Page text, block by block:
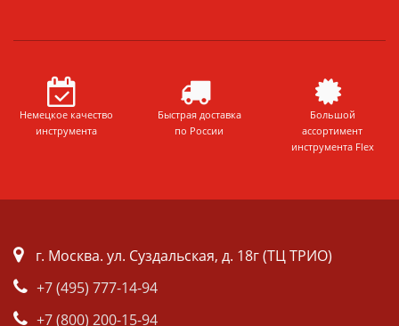
Немецкое качество
инструмента
Быстрая доставка
по России
Большой
ассортимент
инструмента Flex
г. Москва. ул. Суздальская, д. 18г (ТЦ ТРИО)
+7 (495) 777-14-94
+7 (800) 200-15-94